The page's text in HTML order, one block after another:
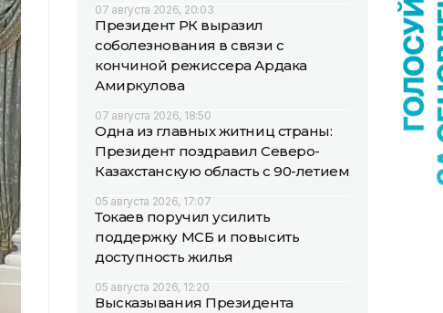
07 августа 2026, 20:03
Президент РК выразил
соболезнования в связи с
кончиной режиссера Ардака
Амиркулова
07 августа 2026, 18:50
Одна из главных житниц страны:
Президент поздравил Северо-
Казахстанскую область с 90-летием
05 августа 2026, 17:07
Токаев поручил усилить
поддержку МСБ и повысить
доступность жилья
05 августа 2026, 12:20
Высказывания Президента